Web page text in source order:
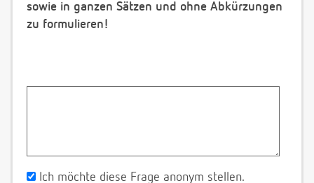
sowie in ganzen Sätzen und ohne Abkürzungen
zu formulieren!
Ich möchte diese Frage anonym stellen.